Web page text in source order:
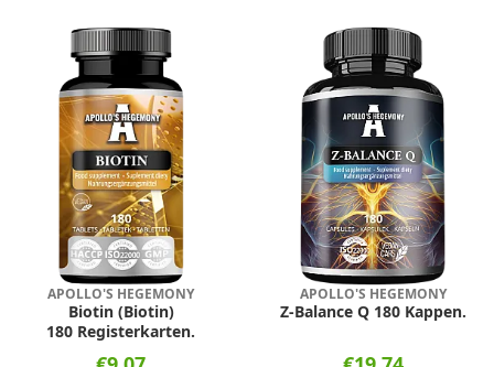
APOLLO'S HEGEMONY
Biotin (Biotin)
180 Registerkarten.
APOLLO'S HEGEMONY
Z-Balance Q 180 Kappen.